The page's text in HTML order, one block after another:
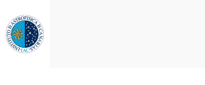
al
contenido
principal